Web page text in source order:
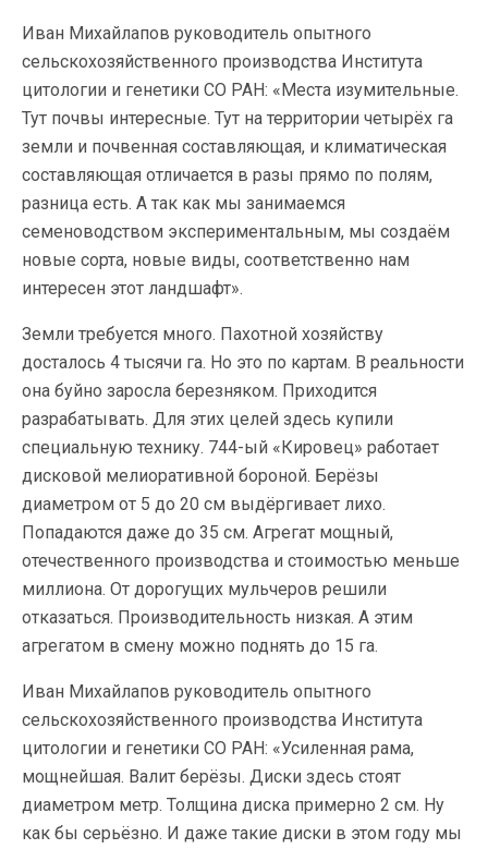
Иван Михайлапов руководитель опытного
сельскохозяйственного производства Института
цитологии и генетики СО РАН: «Места изумительные.
Тут почвы интересные. Тут на территории четырёх га
земли и почвенная составляющая, и климатическая
составляющая отличается в разы прямо по полям,
разница есть. А так как мы занимаемся
семеноводством экспериментальным, мы создаём
новые сорта, новые виды, соответственно нам
интересен этот ландшафт».
Земли требуется много. Пахотной хозяйству
досталось 4 тысячи га. Но это по картам. В реальности
она буйно заросла березняком. Приходится
разрабатывать. Для этих целей здесь купили
специальную технику. 744-ый «Кировец» работает
дисковой мелиоративной бороной. Берёзы
диаметром от 5 до 20 см выдёргивает лихо.
Попадаются даже до 35 см. Агрегат мощный,
отечественного производства и стоимостью меньше
миллиона. От дорогущих мульчеров решили
отказаться. Производительность низкая. А этим
агрегатом в смену можно поднять до 15 га.
Иван Михайлапов руководитель опытного
сельскохозяйственного производства Института
цитологии и генетики СО РАН: «Усиленная рама,
мощнейшая. Валит берёзы. Диски здесь стоят
диаметром метр. Толщина диска примерно 2 см. Ну
как бы серьёзно. И даже такие диски в этом году мы